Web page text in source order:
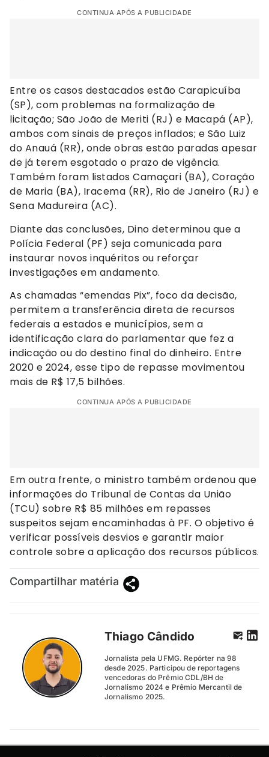
CONTINUA APÓS A PUBLICIDADE
Entre os casos destacados estão Carapicuíba
(SP), com problemas na formalização de
licitação; São João de Meriti (RJ) e Macapá (AP),
ambos com sinais de preços inflados; e São Luiz
do Anauá (RR), onde obras estão paradas apesar
de já terem esgotado o prazo de vigência.
Também foram listados Camaçari (BA), Coração
de Maria (BA), Iracema (RR), Rio de Janeiro (RJ) e
Sena Madureira (AC).
Diante das conclusões, Dino determinou que a
Polícia Federal (PF) seja comunicada para
instaurar novos inquéritos ou reforçar
investigações em andamento.
As chamadas “emendas Pix”, foco da decisão,
permitem a transferência direta de recursos
federais a estados e municípios, sem a
identificação clara do parlamentar que fez a
indicação ou do destino final do dinheiro. Entre
2020 e 2024, esse tipo de repasse movimentou
mais de R$ 17,5 bilhões.
CONTINUA APÓS A PUBLICIDADE
Em outra frente, o ministro também ordenou que
informações do Tribunal de Contas da União
(TCU) sobre R$ 85 milhões em repasses
suspeitos sejam encaminhadas à PF. O objetivo é
verificar possíveis desvios e garantir maior
controle sobre a aplicação dos recursos públicos.
Compartilhar matéria
Thiago Cândido
Jornalista pela UFMG. Repórter na 98
desde 2025. Participou de reportagens
vencedoras do Prêmio CDL/BH de
Jornalismo 2024 e Prêmio Mercantil de
Jornalismo 2025.